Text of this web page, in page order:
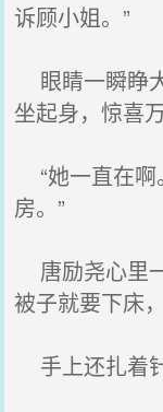
诉顾小姐。”
眼睛一瞬睁
坐起身，惊喜
“她一直在啊
房。”
唐励尧心里
被子就要下床
手上还扎着